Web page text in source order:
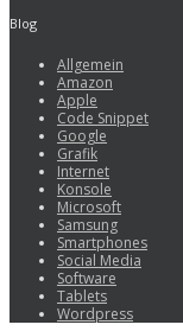
Blog
Allgemein
Amazon
Apple
Code Snippet
Google
Grafik
Internet
Konsole
Microsoft
Samsung
Smartphones
Social Media
Software
Tablets
Wordpress